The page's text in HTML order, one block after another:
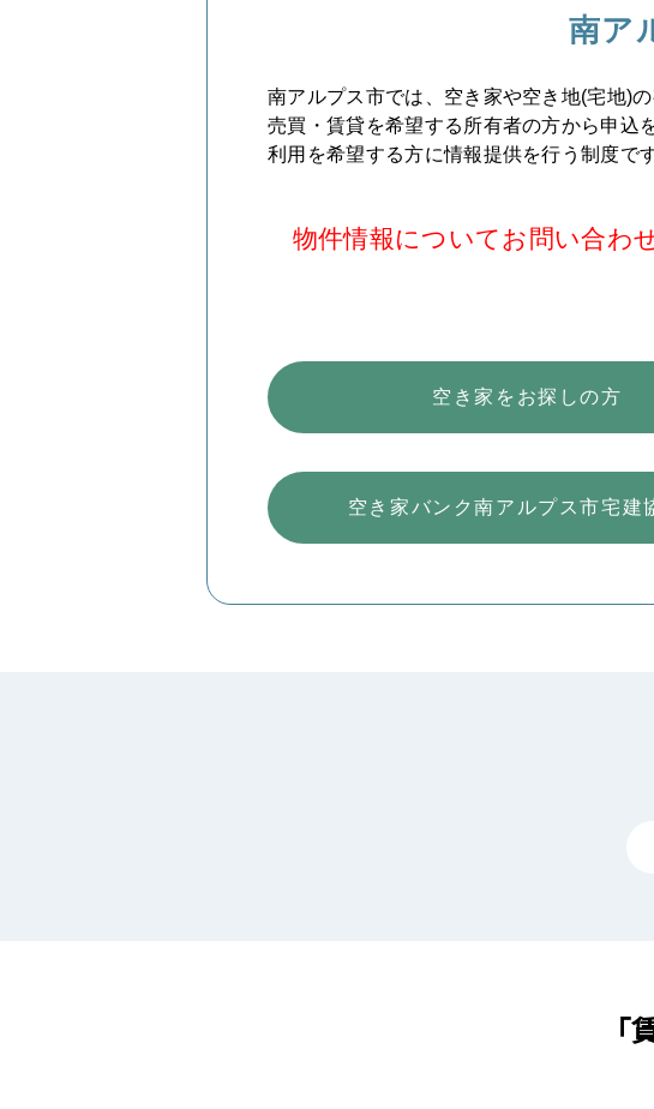
南ア
南アルプス市では、空き家や空き地(宅地)
売買・賃貸を希望する所有者の方から申込
利用を希望する方に情報提供を行う制度です
物件情報についてお問い合わ
空き家をお探しの方
空き家バンク南アルプス市宅建
「